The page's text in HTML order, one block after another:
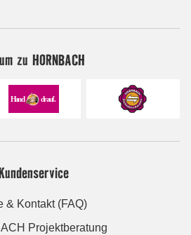
zu HORNBACH
& Kontakt (FAQ)
Projektberatung